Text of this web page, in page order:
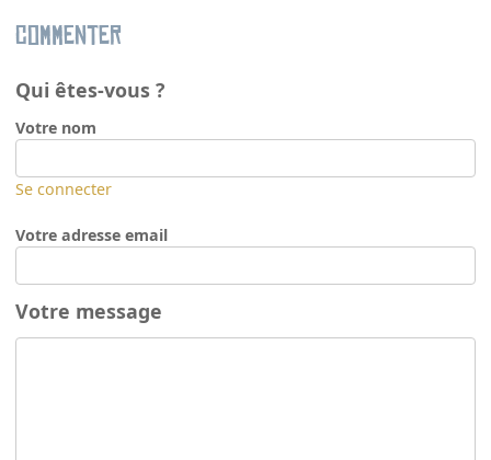
Commenter
Qui êtes-vous ?
Votre nom
Se connecter
Votre adresse email
Votre message